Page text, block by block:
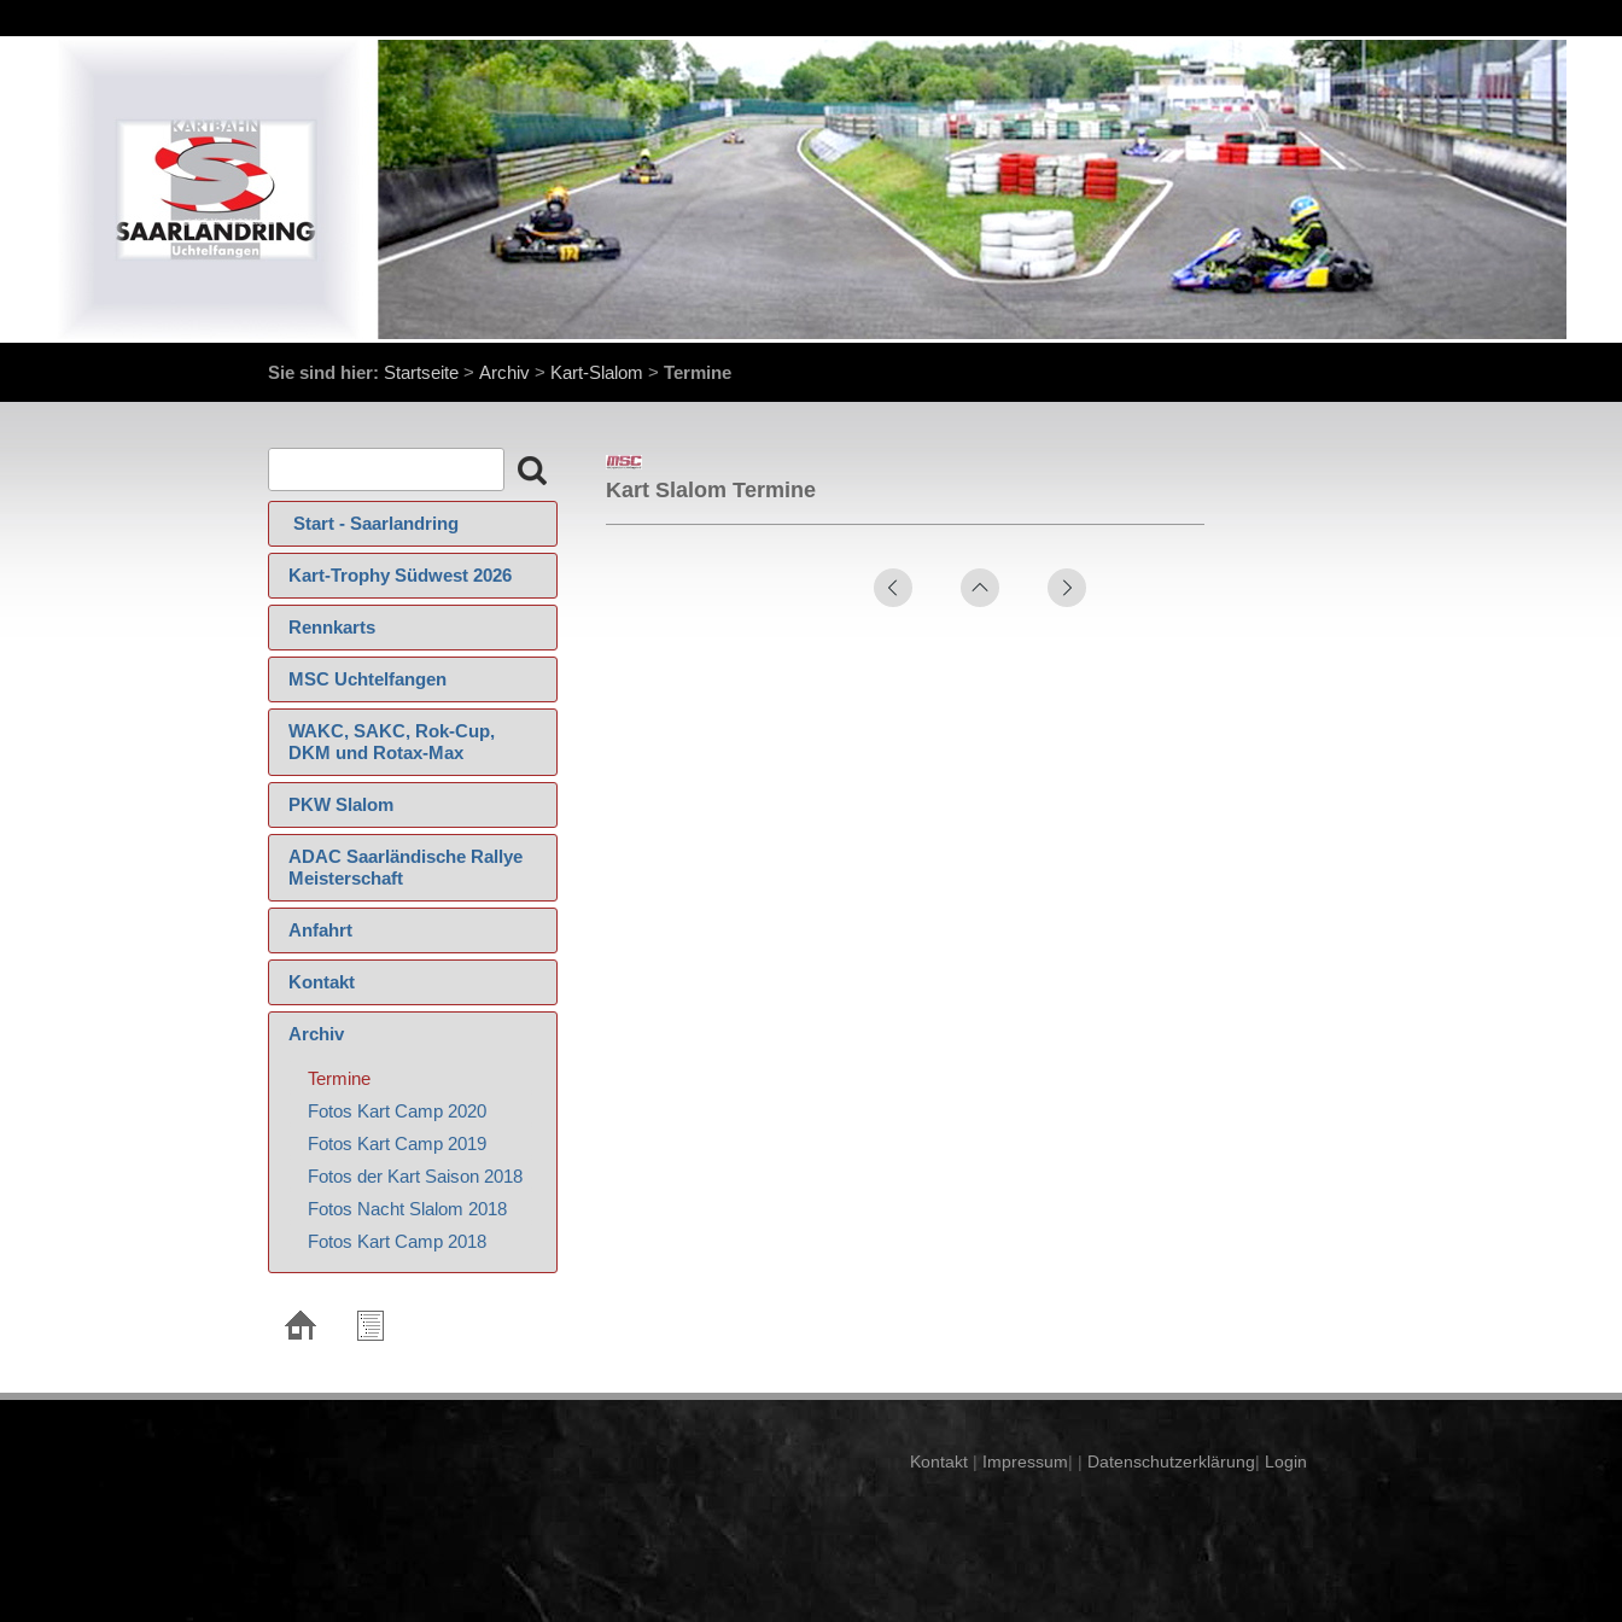
Sie sind hier: Startseite > Archiv > Kart-Slalom > Termine
‍ Start - Saarlandring
Kart-Trophy Südwest 2026
Rennkarts
MSC Uchtelfangen
WAKC, SAKC, Rok-Cup,
DKM und Rotax-Max
PKW Slalom
ADAC Saarländische Rallye
Meisterschaft
Anfahrt
Kontakt
Archiv
Termine
Fotos Kart Camp 2020
Fotos Kart Camp 2019
Fotos der Kart Saison 2018
Fotos Nacht Slalom 2018
Fotos Kart Camp 2018
Kart Slalom Termine
Kontakt | Impressum| | Datenschutzerklärung| Login